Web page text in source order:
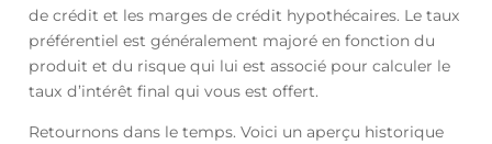
de crédit et les marges de crédit hypothécaires. Le taux
préférentiel est généralement majoré en fonction du
produit et du risque qui lui est associé pour calculer le
taux d’intérêt final qui vous est offert.
Retournons dans le temps. Voici un aperçu historique